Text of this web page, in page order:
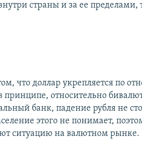
страны и за ее пределами,
что доллар укрепляется по
принципе, относительно
банк, падение рубля не
этого не понимает,
ситуацию на валютном рынке.